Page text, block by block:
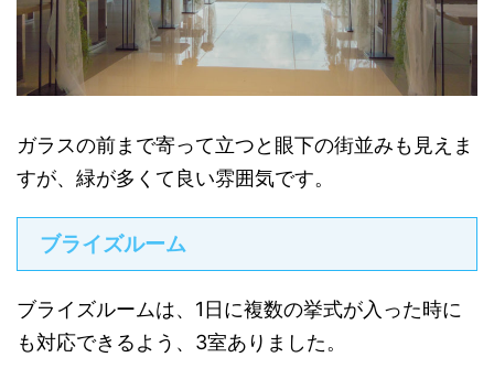
ガラスの前まで寄って立つと眼下の街並みも見えま
すが、緑が多くて良い雰囲気です。
ブライズルーム
ブライズルームは、1日に複数の挙式が入った時に
も対応できるよう、3室ありました。